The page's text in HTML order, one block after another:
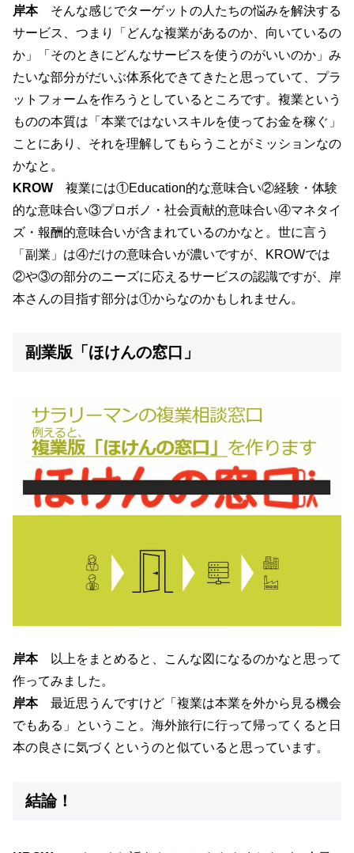
岸本そんな感じでターゲットの人たちの悩みを解決する
サービス、つまり「どんな複業があるのか、向いているの
か」「そのときにどんなサービスを使うのがいいのか」み
たいな部分がだいぶ体系化できてきたと思っていて、プラ
ットフォームを作ろうとしているところです。複業という
ものの本質は「本業ではないスキルを使ってお金を稼ぐ」
ことにあり、それを理解してもらうことがミッションなの
かなと。
KROW 複業には①Education的な意味合い②経験・体験
的な意味合い③プロボノ・社会貢献的意味合い④マネタイ
ズ・報酬的意味合いが含まれているのかなと。世に言う
「副業」は④だけの意味合いが濃いですが、KROWでは
②や③の部分のニーズに応えるサービスの認識ですが、岸
本さんの目指す部分は①からなのかもしれません。
副業版「ほけんの窓口」
岸本以上をまとめると、こんな図になるのかなと思って
作ってみました。
岸本最近思うんですけど「複業は本業を外から見る機会
でもある」ということ。海外旅行に行って帰ってくると日
本の良さに気づくというのと似ていると思っています。
結論！